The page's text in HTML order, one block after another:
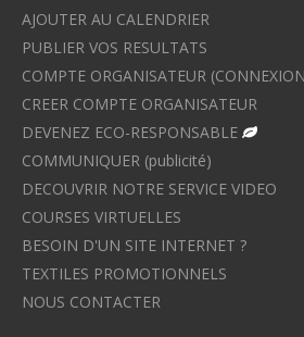
AJOUTER AU CALENDRIER
PUBLIER VOS RESULTATS
COMPTE ORGANISATEUR
CREER COMPTE ORGANISATEUR
DEVENEZ ECO-RESPONSABLE
COMMUNIQUER (publicité)
DECOUVRIR NOTRE SERVICE VIDEO
COURSES VIRTUELLES
BESOIN D'UN SITE INTERNET ?
TEXTILES PROMOTIONNELS
NOUS CONTACTER